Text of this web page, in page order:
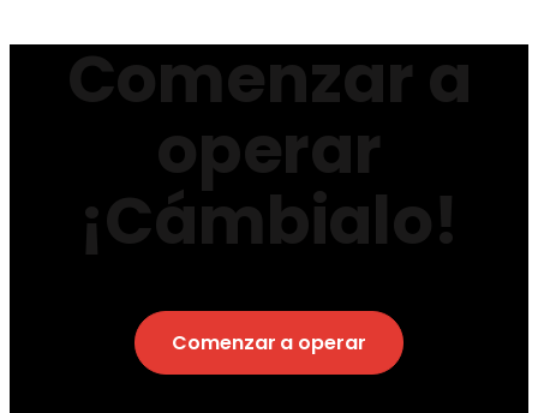
Comenzar a
operar
¡Cámbialo!
Comenzar a operar